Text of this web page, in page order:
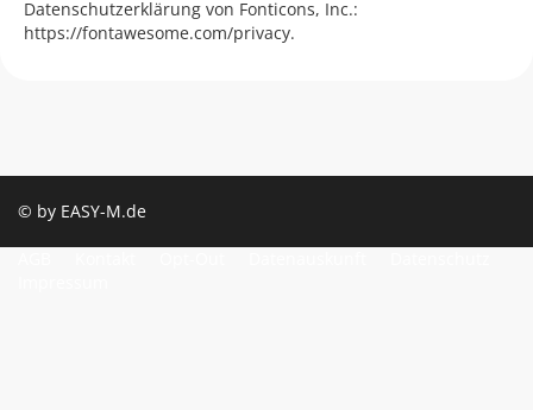
Datenschutzerklärung von Fonticons, Inc.:
https://fontawesome.com/privacy.
© by EASY-M.de